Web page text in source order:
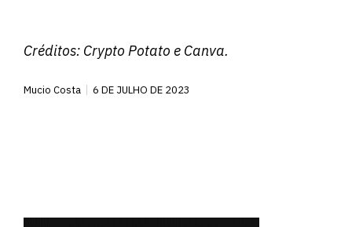
Créditos: Crypto Potato e Canva.
Mucio Costa 6 DE JULHO DE 2023